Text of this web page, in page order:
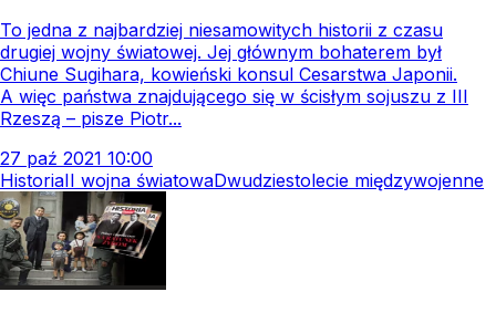
To jedna z najbardziej niesamowitych historii z czasu
drugiej wojny światowej. Jej głównym bohaterem był
Chiune Sugihara, kowieński konsul Cesarstwa Japonii.
A więc państwa znajdującego się w ścisłym sojuszu z III
Rzeszą – pisze Piotr...
27 paź 2021 10:00
HistoriaII wojna światowaDwudziestolecie międzywojenne